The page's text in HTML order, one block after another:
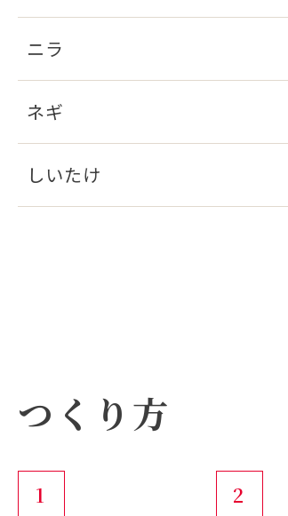
ニラ
ネギ
しいたけ
つくり方
1 2